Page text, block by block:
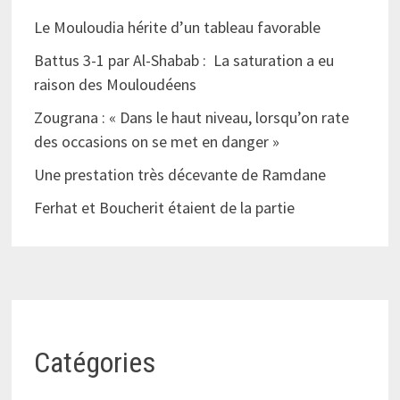
Le Mouloudia hérite d’un tableau favorable
Battus 3-1 par Al-Shabab : La saturation a eu
raison des Mouloudéens
Zougrana : « Dans le haut niveau, lorsqu’on rate
des occasions on se met en danger »
Une prestation très décevante de Ramdane
Ferhat et Boucherit étaient de la partie
Catégories